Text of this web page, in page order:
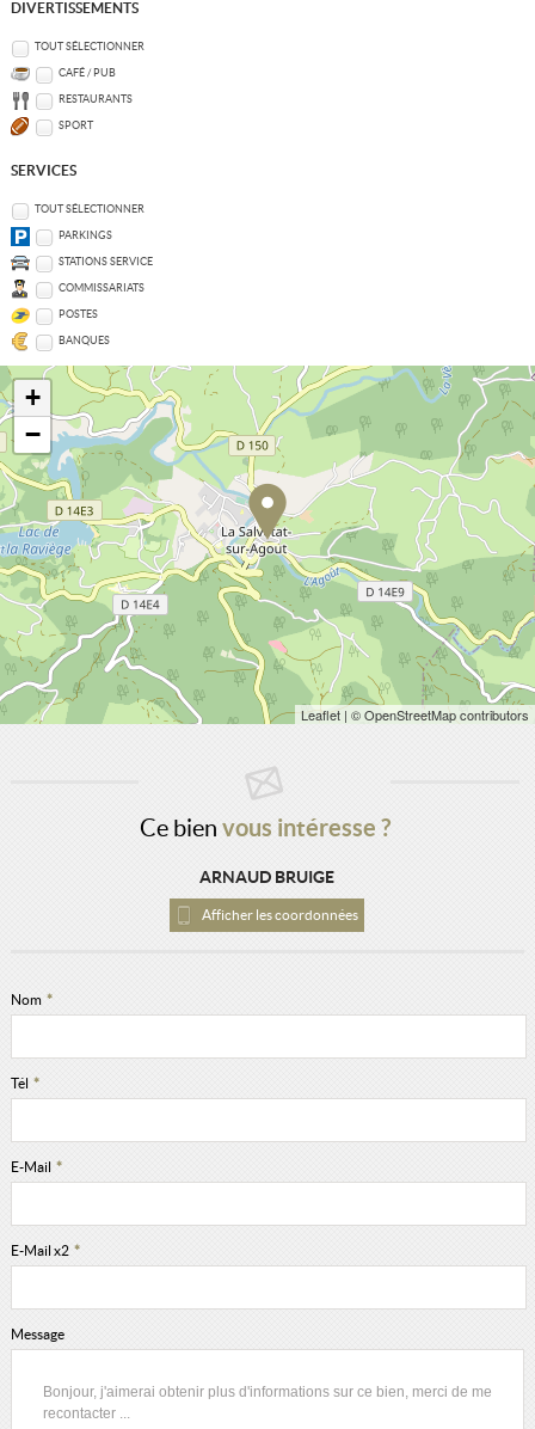
DIVERTISSEMENTS
TOUT SÉLECTIONNER
CAFÉ / PUB
RESTAURANTS
SPORT
SERVICES
TOUT SÉLECTIONNER
PARKINGS
STATIONS SERVICE
COMMISSARIATS
POSTES
BANQUES
+
−
Leaflet | © OpenStreetMap contributors
Ce bien vous intéresse ?
ARNAUD BRUIGE
Afficher les coordonnées
Nom *
Tél *
E-Mail *
E-Mail x2 *
Message